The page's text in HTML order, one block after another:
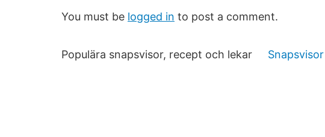
You must be logged in to post a comment.
Populära snapsvisor, recept och lekar Snapsvisor